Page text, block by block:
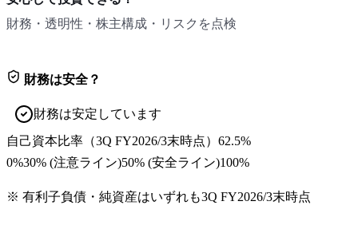
財務・透明性・株主構成・リスクを点検
財務は安全？
財務は安定しています
自己資本比率 （3Q FY2026/3末時点） 62.5%
0%30% (注意ライン)50% (安全ライン)100%
※ 有利子負債・純資産はいずれも3Q FY2026/3末時点